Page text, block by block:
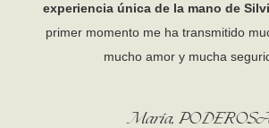
experiencia única de la mano de
primer momento me ha transmitido
mucho amor y mucha
María,